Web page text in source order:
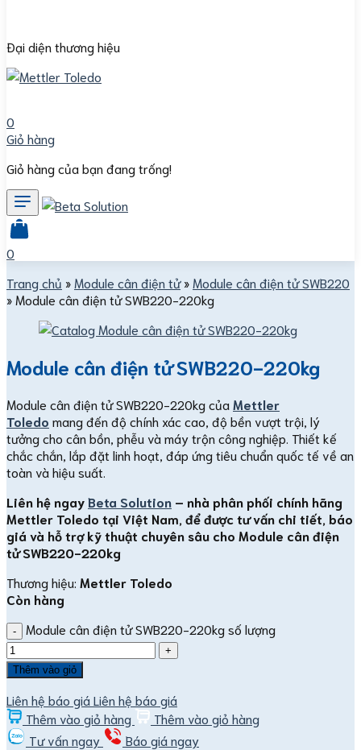
Đại diện thương hiệu
0
Giỏ hàng
Giỏ hàng của bạn đang trống!
0
Trang chủ » Module cân điện tử» Module cân điện tử SWB220
» Module cân điện tử SWB220-220kg
Module cân điện tử SWB220-220kg
Module cân điện tử SWB220-220kg của Mettler
Toledo mang đến độ chính xác cao, độ bền vượt trội, lý
tưởng cho cân bồn, phễu và máy trộn công nghiệp. Thiết kế
chắc chắn, lắp đặt linh hoạt, đáp ứng tiêu chuẩn quốc tế về an
toàn và hiệu suất.
Liên hệ ngayBeta Solution – nhà phân phối chính hãng
Mettler Toledo tại Việt Nam, để được tư vấn chi tiết, báo
giá và hỗ trợ kỹ thuật chuyên sâu cho Module cân điện
tử SWB220-220kg
Thương hiệu: Mettler Toledo
Còn hàng
Module cân điện tử SWB220-220kg số lượng
Thêm vào giỏ
Liên hệ báo giá Liên hệ báo giá
Thêm vào giỏ hàng
Thêm vào giỏ hàng
Tư vấn ngay
Báo giá ngay